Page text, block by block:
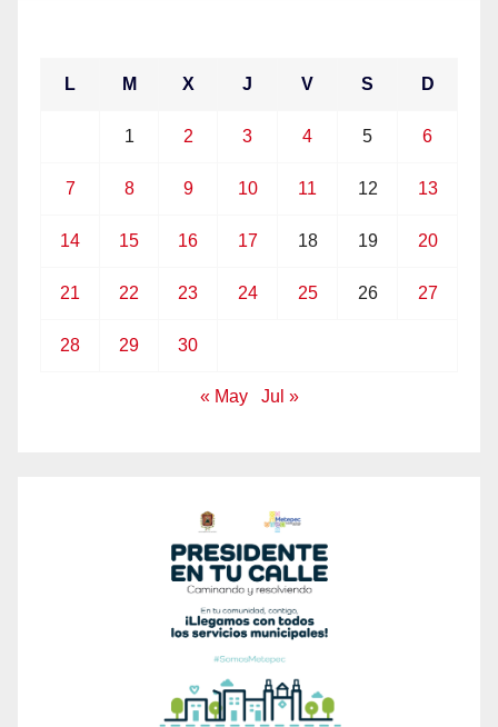
L M X J V S D
1 2 3 4 5 6
7 8 9 10 11 12 13
14 15 16 17 18 19 20
21 22 23 24 25 26 27
28 29 30
« May Jul »